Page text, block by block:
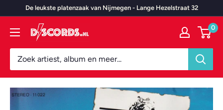
content
De leukste platenzaak van Nijmegen - Lange Hezelstraat 32
Discords.nl 0